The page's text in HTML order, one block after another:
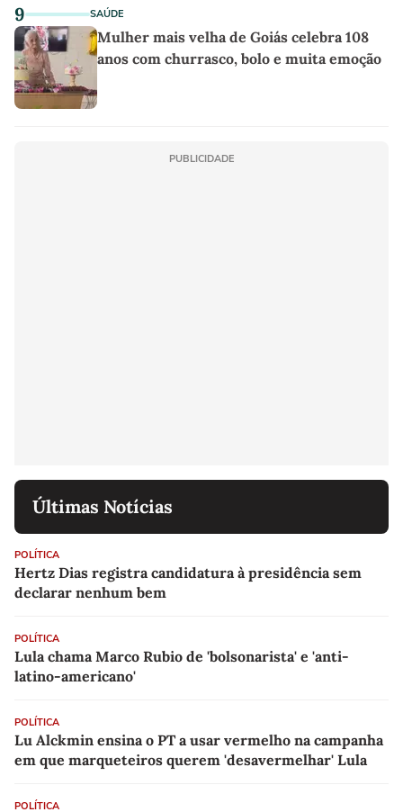
9 SAÚDE
Mulher mais velha de Goiás celebra 108
anos com churrasco, bolo e muita emoção
PUBLICIDADE
Últimas Notícias
POLÍTICA
Hertz Dias registra candidatura à presidência sem
declarar nenhum bem
POLÍTICA
Lula chama Marco Rubio de 'bolsonarista' e 'anti-
latino-americano'
POLÍTICA
Lu Alckmin ensina o PT a usar vermelho na campanha
em que marqueteiros querem 'desavermelhar' Lula
POLÍTICA